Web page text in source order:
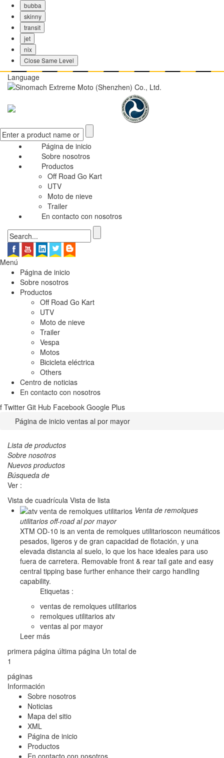
bubba
skinny
transit
jet
nix
Close Same Level
Language
Página de inicio
Sobre nosotros
Productos
Off Road Go Kart
UTV
Moto de nieve
Trailer
En contacto con nosotros
Menú
Página de inicio
Sobre nosotros
Productos
Off Road Go Kart
UTV
Moto de nieve
Trailer
Vespa
Motos
Bicicleta eléctrica
Others
Centro de noticias
En contacto con nosotros
f Twitter Git Hub Facebook Google Plus
Página de inicio ventas al por mayor
Lista de productos
Sobre nosotros
Nuevos productos
Búsqueda de
Ver :
Vista de cuadrícula Vista de lista
Venta de remolques
utilitarios off-road al por mayor
XTM OD-10 is an venta de remolques utilitarioscon neumáticos
pesados, ligeros y de gran capacidad de flotación, y una
elevada distancia al suelo, lo que los hace ideales para uso
fuera de carretera. Removable front & rear tail gate and easy
central tipping base further enhance their cargo handling
capability.
Etiquetas :
ventas de remolques utilitarios
remolques utilitarios atv
ventas al por mayor
Leer más
primera página última página Un total de
1
páginas
Información
Sobre nosotros
Noticias
Mapa del sitio
XML
Página de inicio
Productos